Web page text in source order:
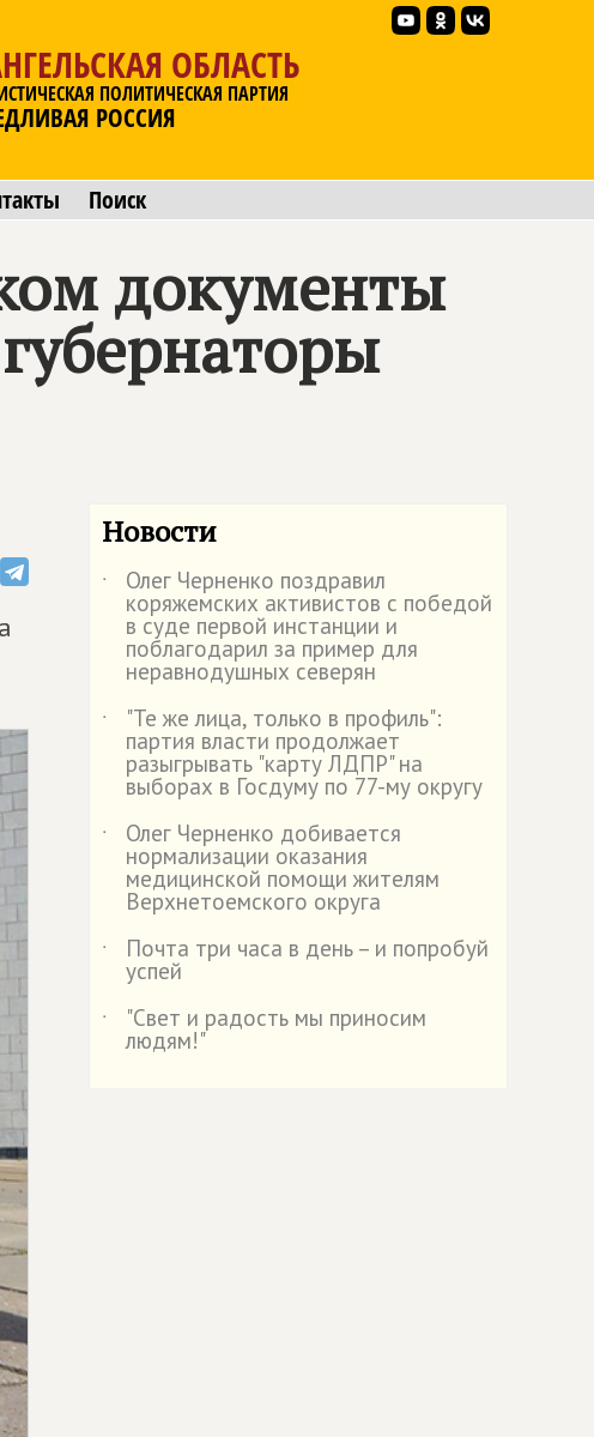
ОБЛАСТЬ
ПОЛИТИЧЕСКАЯ ПАРТИЯ
РОССИЯ
Поиск
документы
Новости
˙ Олег Черненко поздравил
коряжемских активистов с победой
в суде первой инстанции и
поблагодарил за пример для
неравнодушных северян
˙
"Те же лица, только в профиль":
партия власти продолжает
разыгрывать "карту ЛДПР" на
выборах в Госдуму по 77-му округу
˙
Олег Черненко добивается
нормализации оказания
медицинской помощи жителям
Верхнетоемского округа
˙
Почта три часа в день – и попробуй
успей
˙
"Свет и радость мы приносим
людям!"